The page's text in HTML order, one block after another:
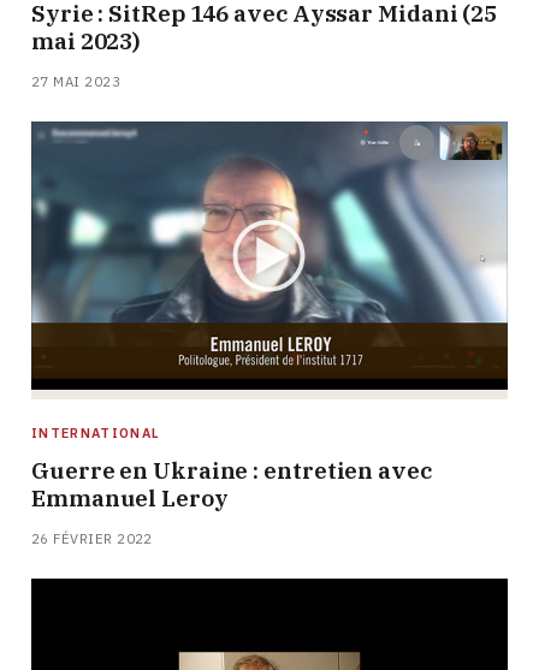
Syrie : SitRep 146 avec Ayssar Midani (25
mai 2023)
27 MAI 2023
INTERNATIONAL
Guerre en Ukraine : entretien avec
Emmanuel Leroy
26 FÉVRIER 2022